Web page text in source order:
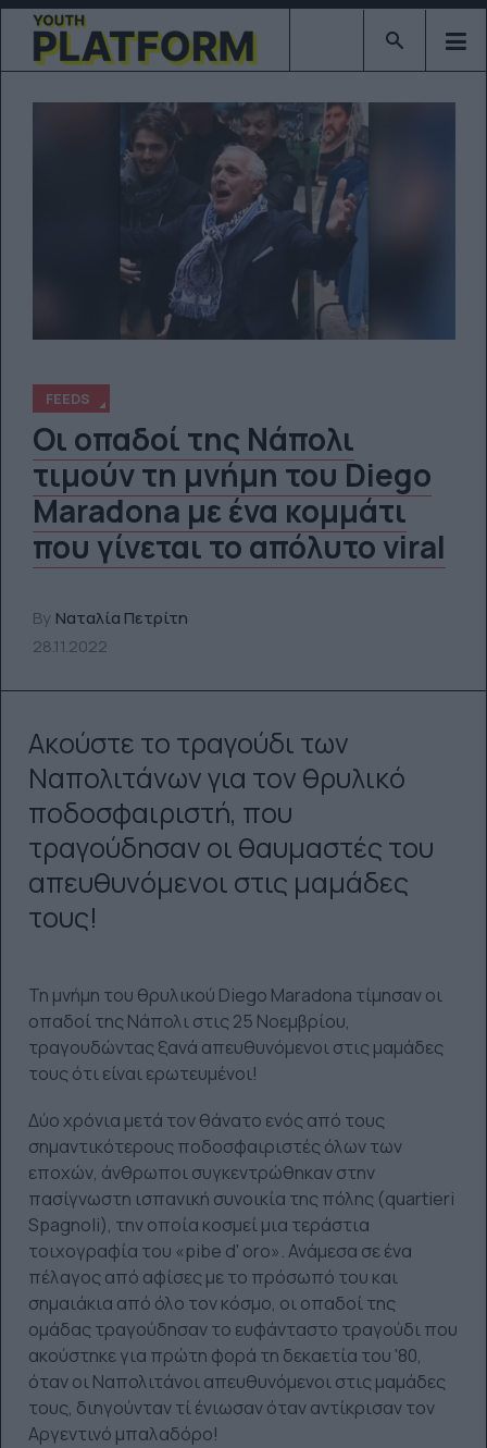
Type 2 or
FEEDS
Οι οπαδοί της Νάπολι
τιμούν τη μνήμη του Diego
Maradona με ένα κομμάτι
που γίνεται το απόλυτο viral
By Ναταλία Πετρίτη
28.11.2022
Ακούστε το τραγούδι των
Ναπολιτάνων για τον θρυλικό
ποδοσφαιριστή, που
τραγούδησαν οι θαυμαστές του
απευθυνόμενοι στις μαμάδες
τους!
Τη μνήμη του θρυλικού Diego Maradona τίμησαν οι
οπαδοί της Νάπολι στις 25 Νοεμβρίου,
τραγουδώντας ξανά απευθυνόμενοι στις μαμάδες
τους ότι είναι ερωτευμένοι!
Δύο χρόνια μετά τον θάνατο ενός από τους
σημαντικότερους ποδοσφαιριστές όλων των
εποχών, άνθρωποι συγκεντρώθηκαν στην
πασίγνωστη ισπανική συνοικία της πόλης (quartieri
Spagnoli), την οποία κοσμεί μια τεράστια
τοιχογραφία του «pibe d' oro». Ανάμεσα σε ένα
πέλαγος από αφίσες με το πρόσωπό του και
σημαιάκια από όλο τον κόσμο, οι οπαδοί της
ομάδας τραγούδησαν το ευφάνταστο τραγούδι που
ακούστηκε για πρώτη φορά τη δεκαετία του '80,
όταν οι Ναπολιτάνοι απευθυνόμενοι στις μαμάδες
τους, διηγούνταν τί ένιωσαν όταν αντίκρισαν τον
Αργεντινό μπαλαδόρο!